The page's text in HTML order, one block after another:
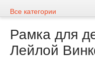
Все категории
Рамка для
Лейлой